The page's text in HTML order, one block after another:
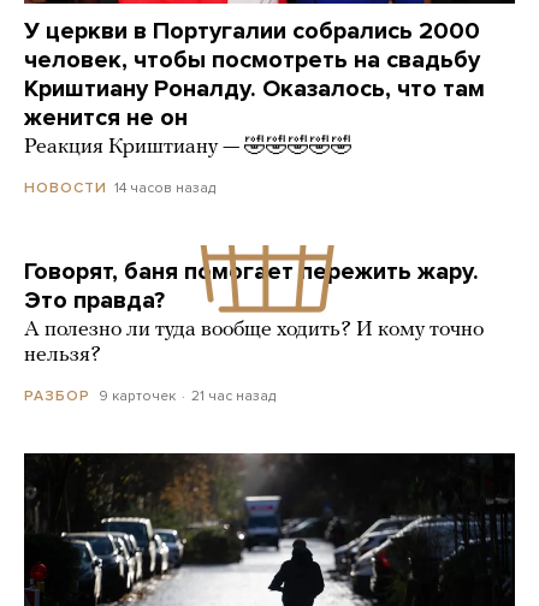
У церкви в Португалии собрались 2000
человек, чтобы посмотреть на свадьбу
Криштиану Роналду. Оказалось, что там
женится не он
Реакция Криштиану — 🤣🤣🤣🤣🤣
НОВОСТИ 14 часов назад
Говорят, баня помогает пережить жару.
Это правда?
А полезно ли туда вообще ходить? И кому точно
нельзя?
РАЗБОР 9 карточек 21 час назад